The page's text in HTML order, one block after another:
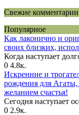
Свежие комментарии
Популярное
Как лаконично и
своих близких,
Когда наступает
0 4.8к.
Искренние и
рождения для
желанием счастья!
Сегодня наступает
0 2.9к.